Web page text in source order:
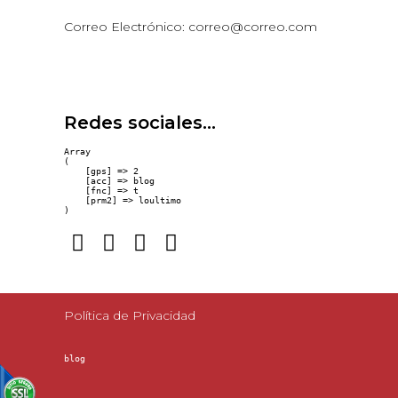
Correo Electrónico: correo@correo.com
Redes sociales...
Array
(
    [gps] => 2
    [acc] => blog
    [fnc] => t
    [prm2] => loultimo
Política de Privacidad
blog